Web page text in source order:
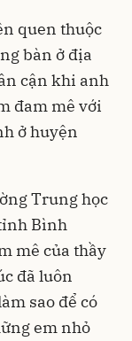
quen thuộc
bàn ở địa
cận khi anh
đam mê với
ở huyện
Trung học
Bình
mê của thầy
đã luôn
sao để có
em nhỏ